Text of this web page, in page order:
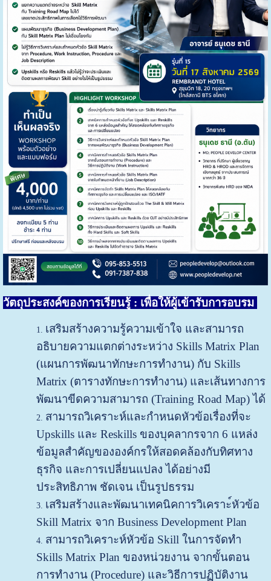
วัตถุประสงค์ของการเรียนรู้ : เพื่อให้ผู้เข้ารับการอบรม
เสริมสร้างความรู้ความเข้าใจ และสามารถ
อธิบายความแตกต่างระหว่าง Skills Matrix Plan
(แผนการพัฒนาทักษะการทำงาน) กับ Skills
Matrix (ตารางทักษะการทำงาน) และเส้นทางการ
พัฒนาขีดความสามารถ (Training Road Map) ได้
สามารถวิเคราะห์และกำหนดหัวข้อเรื่องที่จะ
Upskills และ Reskills ของบุคลากรจาก 6 แหล่ง
ข้อมูลสำคัญขององค์กรให้สอดคล้องกับทิศทาง
ธุรกิจ และการเปลี่ยนแปลง ได้อย่างมี
ประสิทธิภาพ ชัดเจน เป็นรูปธรรม
เสริมสร้างและพัฒนาเทคนิคการวิเคราะ์หัวข้อ
Skill Matrix จาก Business Development Plan
สามารถวิเคราะห์หัวข้อ Skill ในการจัดทำ
Skills Matrix Plan ของหน่วยงาน จากขั้นตอน
การทำงาน (Procedure) และวิธีการปฏิบัติงาน